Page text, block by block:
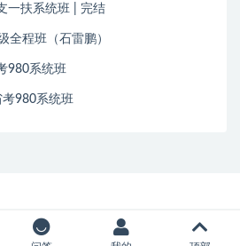
一扶系统班 | 完结
全程班（石雷鹏）
980系统班
980系统班